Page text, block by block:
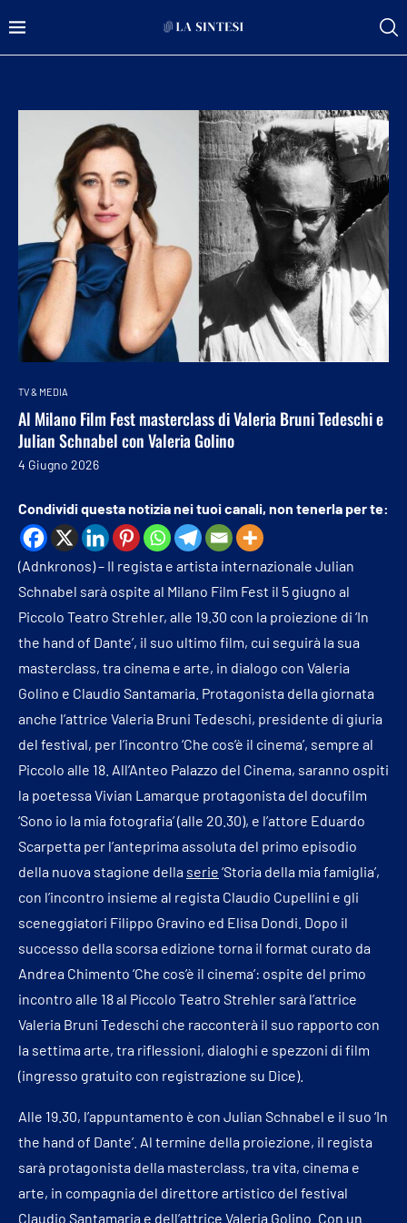
TV & MEDIA
Al Milano Film Fest masterclass di Valeria Bruni Tedeschi e
Julian Schnabel con Valeria Golino
4 Giugno 2026
Condividi questa notizia nei tuoi canali, non tenerla per te:
(Adnkronos) – Il regista e artista internazionale Julian
Schnabel sarà ospite al Milano Film Fest il 5 giugno al
Piccolo Teatro Strehler, alle 19.30 con la proiezione di ‘In
the hand of Dante’, il suo ultimo film, cui seguirà la sua
masterclass, tra cinema e arte, in dialogo con Valeria
Golino e Claudio Santamaria. Protagonista della giornata
anche l’attrice Valeria Bruni Tedeschi, presidente di giuria
del festival, per l’incontro ‘Che cos’è il cinema’, sempre al
Piccolo alle 18. All’Anteo Palazzo del Cinema, saranno ospiti
la poetessa Vivian Lamarque protagonista del docufilm
‘Sono io la mia fotografia’ (alle 20.30), e l’attore Eduardo
Scarpetta per l’anteprima assoluta del primo episodio
della nuova stagione della serie ‘Storia della mia famiglia’,
con l’incontro insieme al regista Claudio Cupellini e gli
sceneggiatori Filippo Gravino ed Elisa Dondi. Dopo il
successo della scorsa edizione torna il format curato da
Andrea Chimento ‘Che cos’è il cinema’: ospite del primo
incontro alle 18 al Piccolo Teatro Strehler sarà l’attrice
Valeria Bruni Tedeschi che racconterà il suo rapporto con
la settima arte, tra riflessioni, dialoghi e spezzoni di film
(ingresso gratuito con registrazione su Dice).
Alle 19.30, l’appuntamento è con Julian Schnabel e il suo ‘In
the hand of Dante’. Al termine della proiezione, il regista
sarà protagonista della masterclass, tra vita, cinema e
arte, in compagnia del direttore artistico del festival
Claudio Santamaria e dell’attrice Valeria Golino. Con un